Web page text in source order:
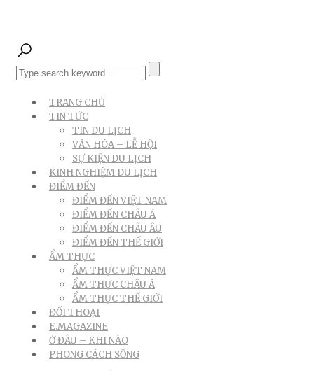
TRANG CHỦ
TIN TỨC
TIN DU LỊCH
VĂN HÓA – LỄ HỘI
SỰ KIỆN DU LỊCH
KINH NGHIỆM DU LỊCH
ĐIỂM ĐẾN
ĐIỂM ĐẾN VIỆT NAM
ĐIỂM ĐẾN CHÂU Á
ĐIỂM ĐẾN CHÂU ÂU
ĐIỂM ĐẾN THẾ GIỚI
ẨM THỰC
ẨM THỰC VIỆT NAM
ẨM THỰC CHÂU Á
ẨM THỰC THẾ GIỚI
ĐỐI THOẠI
E.MAGAZINE
Ở ĐÂU – KHI NÀO
PHONG CÁCH SỐNG